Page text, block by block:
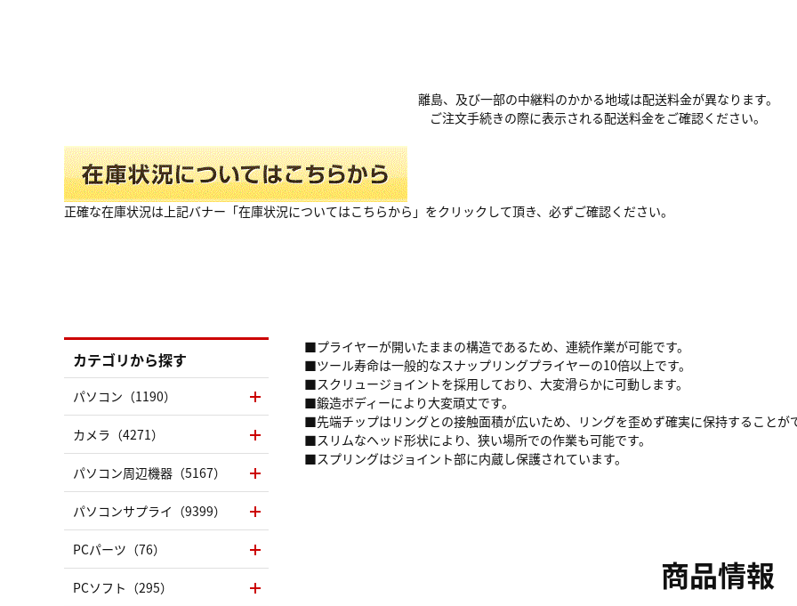
離島、及び一部の中継料のかかる地域は配送料金が異なります。
ご注文手続きの際に表示される配送料金をご確認ください。
正確な在庫状況は上記バナー「在庫状況についてはこちらから」をクリックして頂き、必ずご確認ください。
■プライヤーが開いたままの構造であるため、連続作業が可能です。
■ツール寿命は一般的なスナップリングプライヤーの10倍以上です。
■スクリュージョイントを採用しており、大変滑らかに可動します。
■鍛造ボディーにより大変頑丈です。
■先端チップはリングとの接触面積が広いため、リングを歪めず確実に保持することが
■スリムなヘッド形状により、狭い場所での作業も可能です。
■スプリングはジョイント部に内蔵し保護されています。
商品情報
カテゴリから探す
パソコン（1190）
カメラ（4271）
パソコン周辺機器（5167）
パソコンサプライ（9399）
PCパーツ（76）
PCソフト（295）